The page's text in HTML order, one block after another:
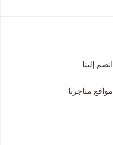
انضم إلينا
مواقع متاجرنا